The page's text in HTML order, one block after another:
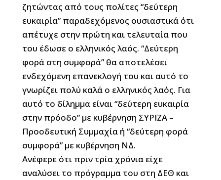
ζητώντας από τους πολίτες “δεύτερη
ευκαιρία” παραδεχόμενος ουσιαστικά ότι
απέτυχε στην πρώτη και τελευταία που
του έδωσε ο ελληνικός λαός. “Δεύτερη
φορά στη συμφορά” θα αποτελέσει
ενδεχόμενη επανεκλογή του και αυτό το
γνωρίζει πολύ καλά ο ελληνικός λαός. Για
αυτό το δίλημμα είναι “δεύτερη ευκαιρία
στην πρόοδο” με κυβέρνηση ΣΥΡΙΖΑ –
Προοδευτική Συμμαχία ή “δεύτερη φορά
συμφορά” με κυβέρνηση ΝΔ.
Ανέφερε ότι πριν τρία χρόνια είχε
αναλύσει το πρόγραμμα του στη ΔΕΘ και